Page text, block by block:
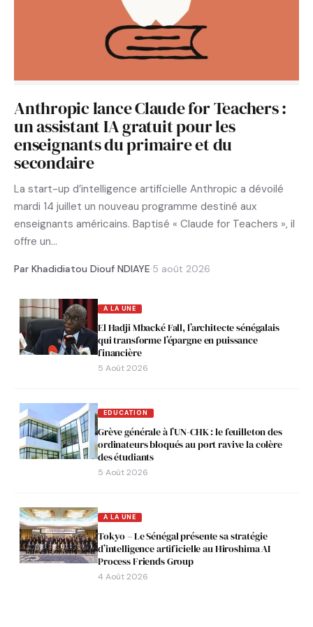
Anthropic lance Claude for Teachers :
un assistant IA gratuit pour les
enseignants du primaire et du
secondaire
La start-up d’intelligence artificielle Anthropic a dévoilé
mardi 14 juillet un nouveau programme destiné aux
enseignants américains. Baptisé « Claude for Teachers », il
offre un…
Par Khadidiatou Diouf NDIAYE·5 août 2026
A LA UNE
El Hadji Mbacké Fall, l’architecte sénégalais
qui transforme l’épargne en puissance
financière
5 Août 2026
EDUCATION
Grève générale à l’UN-CHK : le feuilleton des
ordinateurs bloqués au port ravive la colère
des étudiants
5 Août 2026
A LA UNE
Tokyo – Le Sénégal présente sa stratégie
d’intelligence artificielle au Hiroshima AI
Process Friends Group
4 Août 2026